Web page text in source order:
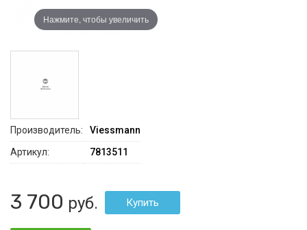
Нажмите, чтобы увеличить
Производитель:
Viessmann
Артикул:
7813511
3 700 руб.